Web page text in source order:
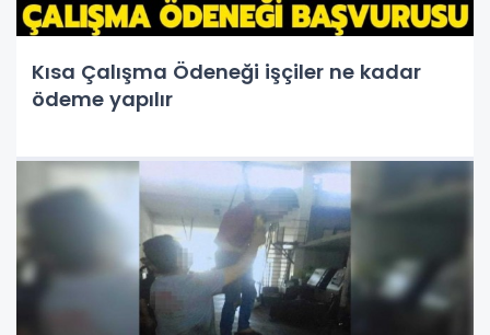
Kısa Çalışma Ödeneği işçiler ne kadar
ödeme yapılır